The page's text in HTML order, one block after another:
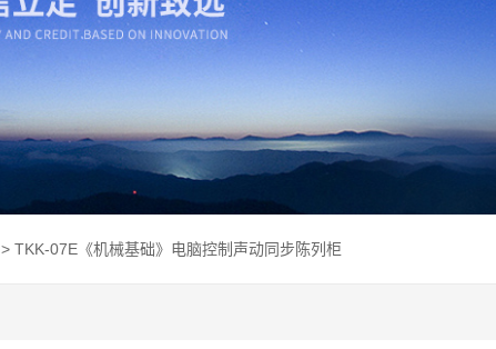
> TKK-07E《机械基础》电脑控制声动同步陈列柜